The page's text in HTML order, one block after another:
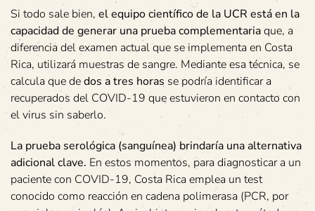
Si todo sale bien, el equipo científico de la UCR está en la
capacidad de generar una prueba complementariaque, a
diferencia del examen actual que se implementa en Costa
Rica, utilizará muestras de sangre. Mediante esa técnica, se
calcula que dedos a tres horas se podría identificar a
recuperados del COVID-19 que estuvieron en contacto con
el virus sin saberlo.
La prueba serológica (sanguínea) brindaría una alternativa
adicional clave. En estos momentos, para diagnosticar a un
paciente con COVID-19, Costa Rica emplea un test
conocido como reacción en cadena polimerasa (PCR, por